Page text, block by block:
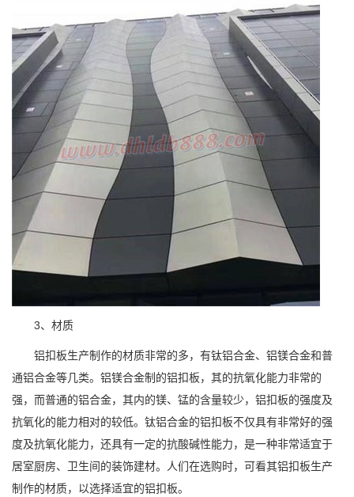
3、材质
铝扣板生产制作的材质非常的多，有钛铝合金、铝镁合金和普
通铝合金等几类。铝镁合金制的铝扣板，其的抗氧化能力非常的
强，而普通的铝合金，其内的镁、锰的含量较少，铝扣板的强度及
抗氧化的能力相对的较低。钛铝合金的铝扣板不仅具有非常好的强
度及抗氧化能力，还具有一定的抗酸碱性能力，是一种非常适宜于
居室厨房、卫生间的装饰建材。人们在选购时，可看其铝扣板生产
制作的材质，以选择适宜的铝扣板。